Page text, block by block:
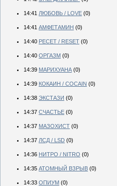
14:41 ЛЮБОВЬ / LOVE (0)
14:41 АМФЕТАМИН (0)
14:40 РЕСЕТ / RESET (0)
14:40 ОРГАЗМ (0)
14:39 МАРИХУАНА (0)
14:39 КОКАИН / COCAIN (0)
14:38 ЭКСТАЗИ (0)
14:37 СЧАСТЬЕ (0)
14:37 МАЗОХИСТ (0)
14:37 ЛСД / LSD (0)
14:36 НИТРО / NITRO (0)
14:35 АТОМНЫЙ ВЗРЫВ (0)
14:33 ОПИУМ (0)